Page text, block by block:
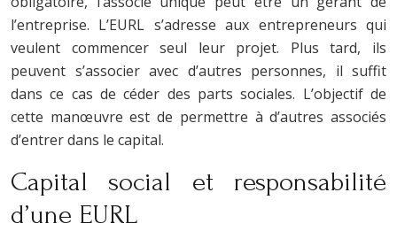
l’entreprise. L’EURL s’adresse aux entrepreneurs qui
veulent commencer seul leur projet. Plus tard, ils
peuvent s’associer avec d’autres personnes, il suffit
dans ce cas de céder des parts sociales. L’objectif de
cette manœuvre est de permettre à d’autres associés
d’entrer dans le capital.
Capital social et responsabilité
d’une EURL